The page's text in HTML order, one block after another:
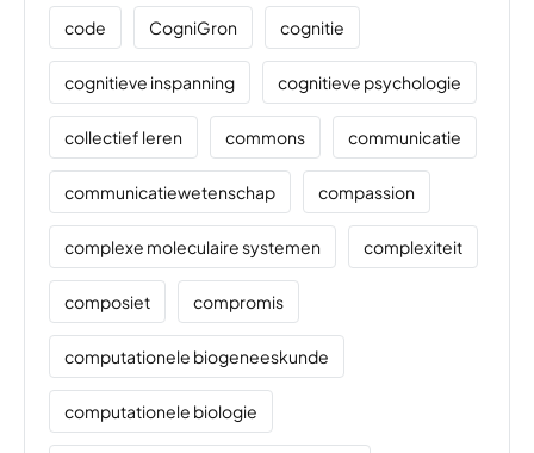
code CogniGron cognitie
cognitieve inspanning cognitieve psychologie
collectief leren commons communicatie
communicatiewetenschap compassion
complexe moleculaire systemen complexiteit
composiet compromis
computationele biogeneeskunde
computationele biologie